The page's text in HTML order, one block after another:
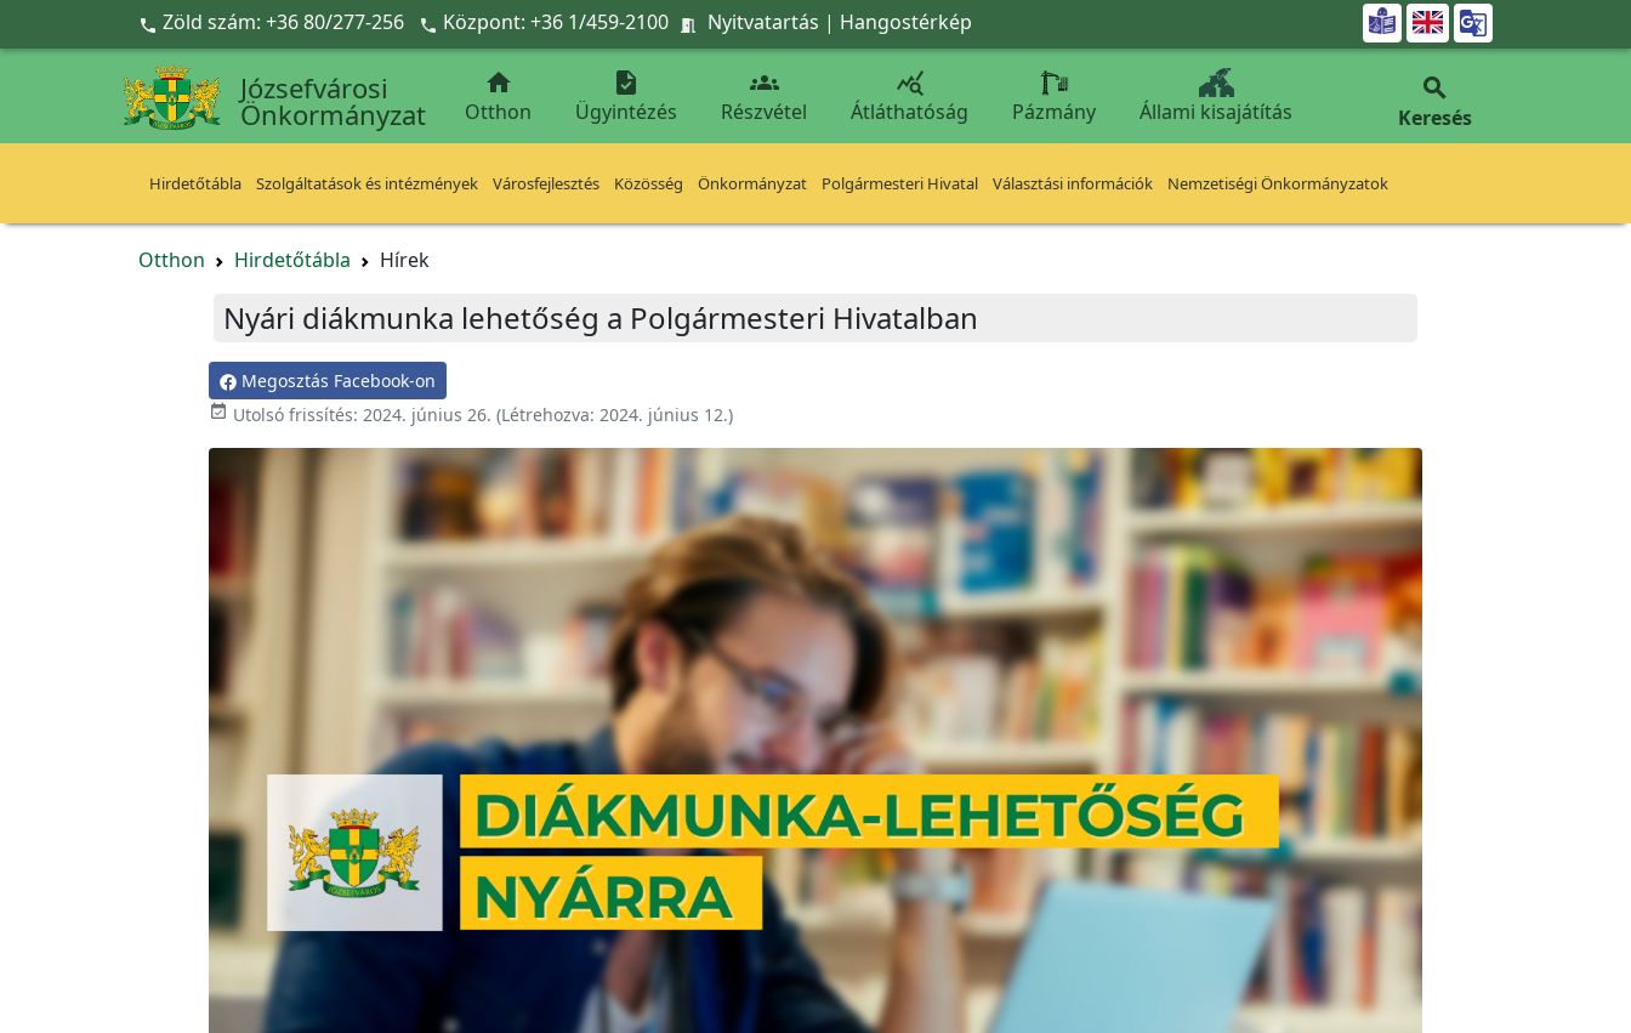
Ugrás a fő tartalomra
 Zöld szám: +36 80/277-256  Központ: +36 1/459-2100  Nyitvatartás | Hangostérkép 
Józsefvárosi
Önkormányzat

Otthon

Ügyintézés

Részvétel

Átláthatóság Pázmány Állami kisajátítás

Keresés
Hirdetőtábla Szolgáltatások és intézmények Városfejlesztés Közösség Önkormányzat Polgármesteri Hivatal Választási információk Nemzetiségi Önkormányzatok
Otthon Hirdetőtábla Hírek
Nyári diákmunka lehetőség a Polgármesteri Hivatalban
Megosztás Facebook-on
 Utolsó frissítés: 2024. június 26. (Létrehozva: 2024. június 12.)